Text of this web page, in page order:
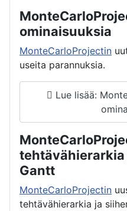
ominaisuuksia
MonteCarloProjectin
useita parannuksia.
Lue lisää:
Gantt
MonteCarloProjectin
tehtävähierarkia ja